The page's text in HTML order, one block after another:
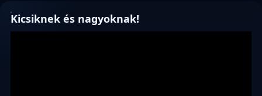
Kicsiknek és nagyoknak!